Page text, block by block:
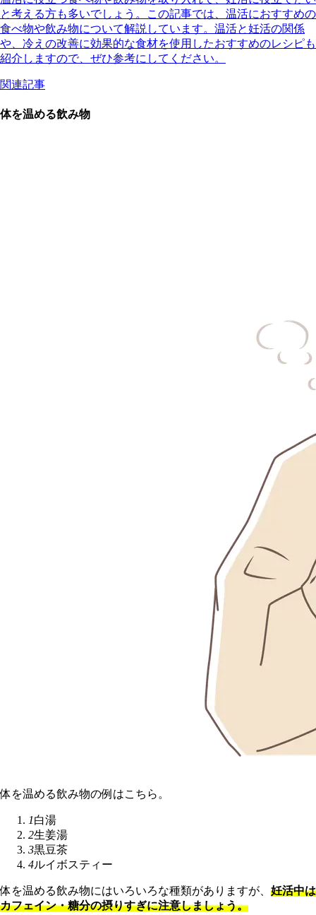
と考える方も多いでしょう。この記事では、温活におすすめの
食べ物や飲み物について解説しています。温活と妊活の関係
や、冷えの改善に効果的な食材を使用したおすすめのレシピも
紹介しますので、ぜひ参考にしてください。
関連記事
体を温める飲み物
体を温める飲み物の例はこちら。
1白湯
2生姜湯
3黒豆茶
4ルイボスティー
体を温める飲み物にはいろいろな種類がありますが、 妊活中は
カフェイン・糖分の摂りすぎに注意しましょう。